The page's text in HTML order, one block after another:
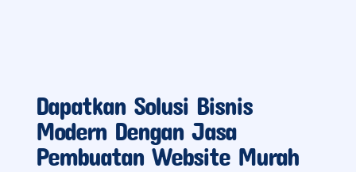
Dapatkan Solusi Bisnis
Modern Dengan Jasa
Pembuatan Website Murah